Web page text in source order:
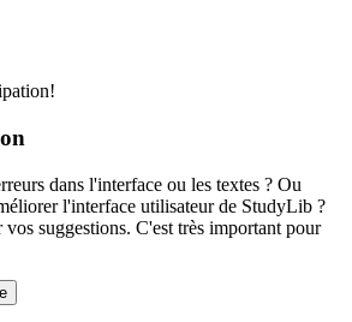
dans l'interface ou les textes ? Ou
l'interface utilisateur de StudyLib ?
suggestions. C'est très important pour